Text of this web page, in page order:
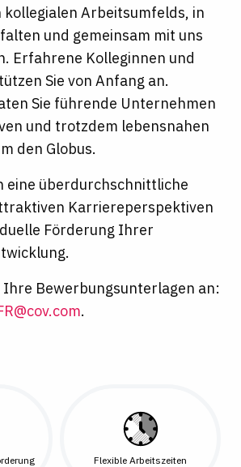
Arbeitsumfelds, in
und gemeinsam mit uns
Erfahrene Kolleginnen und
Sie von Anfang an.
Sie führende Unternehmen
und trotzdem lebensnahen
den Globus.
eine überdurchschnittliche
Karriereperspektiven
Förderung Ihrer
Ihre Bewerbungsunterlagen an:
.
Flexible Arbeitszeiten